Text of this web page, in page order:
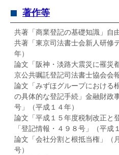
著作等
共著「商業登記の基礎知識」自
共著「東京司法書士会新人研
年）
論文「阪神・淡路大震災に罹災
京公共嘱託登記司法書士協会会
論文「みずほグループにおける
の具体的な登記手続」金融財政
号」（平成１４年）
論文「平成１５年度税制改正と
「登記情報・４９８号」（平成
論文「会社分割と根抵当権」（
号）